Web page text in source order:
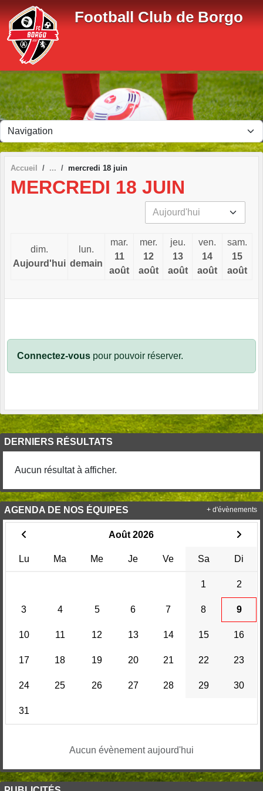
Football Club de Borgo
Accueil mercredi 18 juin
MERCREDI 18 JUIN
dim.
Aujourd'hui
lun.
demain
mar.
11
août
mer.
12
août
jeu.
13
août
ven.
14
août
sam.
15
août
Connectez-vous pour pouvoir réserver.
DERNIERS RÉSULTATS
Aucun résultat à afficher.
AGENDA DE NOS ÉQUIPES
Août 2026
Lu Ma Me Je Ve Sa Di
1 2
3 4 5 6 7 8 9
10 11 12 13 14 15 16
17 18 19 20 21 22 23
24 25 26 27 28 29 30
31
Aucun évènement aujourd'hui
+ d'évènements
Panneau de gestion des cookies